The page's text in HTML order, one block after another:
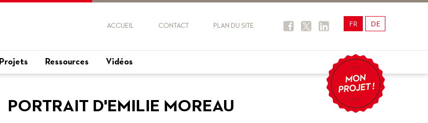
FR DE
ACCUEIL CONTACT PLAN DU SITE
Projets Ressources Vidéos
PORTRAIT D'EMILIE MOREAU